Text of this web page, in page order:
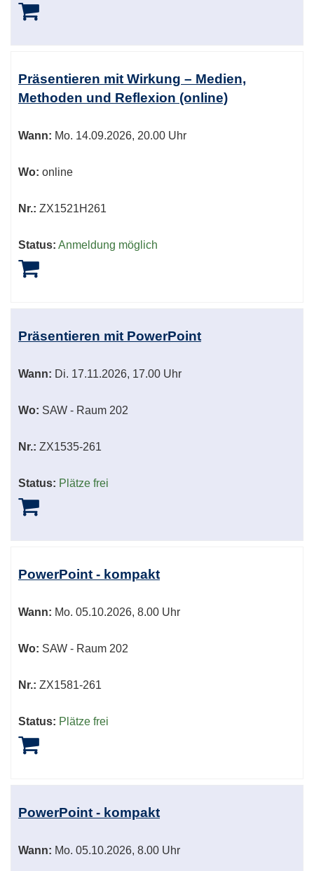
Präsentieren mit Wirkung – Medien,
Methoden und Reflexion (online)
Wann: Mo. 14.09.2026, 20.00 Uhr
Wo: online
Nr.: ZX1521H261
Status: Anmeldung möglich
Präsentieren mit PowerPoint
Wann: Di. 17.11.2026, 17.00 Uhr
Wo: SAW - Raum 202
Nr.: ZX1535-261
Status: Plätze frei
PowerPoint - kompakt
Wann: Mo. 05.10.2026, 8.00 Uhr
Wo: SAW - Raum 202
Nr.: ZX1581-261
Status: Plätze frei
PowerPoint - kompakt
Wann: Mo. 05.10.2026, 8.00 Uhr